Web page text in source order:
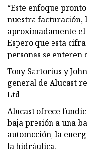
“Este enfoque
nuestra facturación,
aproximadamente el
Espero que esta
personas se enteren
Tony Sartorius y
general de Alucast
Ltd
Alucast ofrece
baja presión a una
automoción, la
la hidráulica.